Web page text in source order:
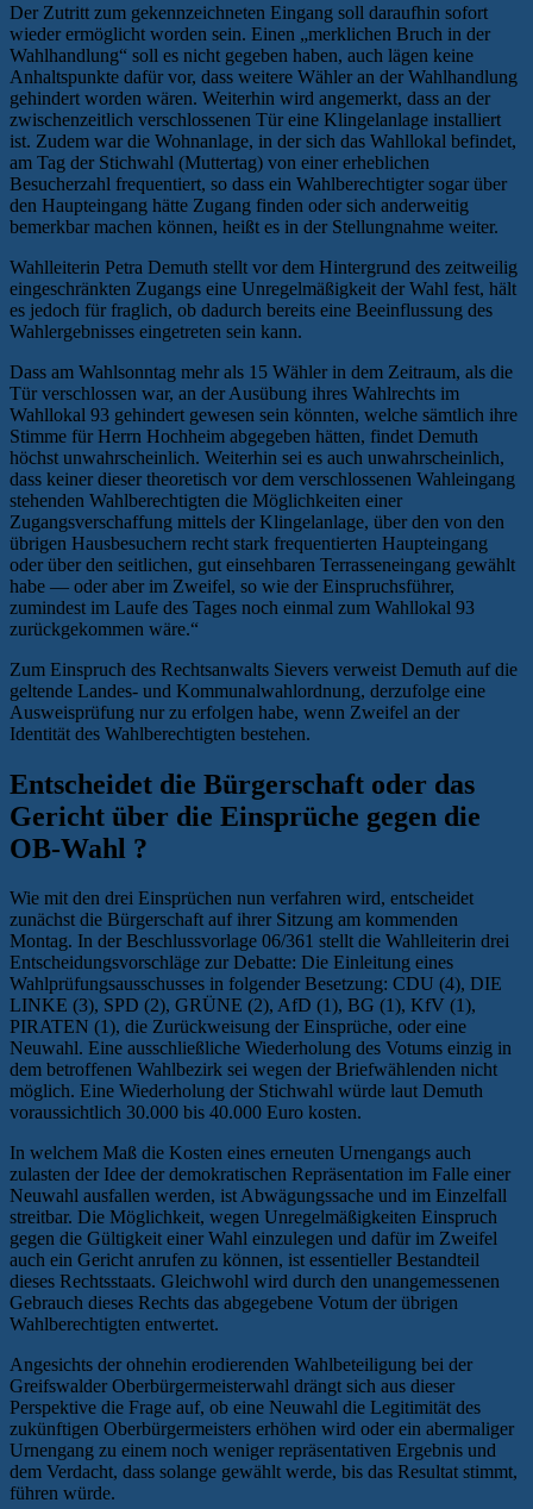
Der Zutritt zum gekennzeichneten Eingang soll daraufhin sofort
wieder ermöglicht worden sein. Einen „merklichen Bruch in der
Wahlhandlung“ soll es nicht gegeben haben, auch lägen keine
Anhaltspunkte dafür vor, dass weitere Wähler an der Wahlhandlung
gehindert worden wären. Weiterhin wird angemerkt, dass an der
zwischenzeitlich verschlossenen Tür eine Klingelanlage installiert
ist. Zudem war die Wohnanlage, in der sich das Wahllokal befindet,
am Tag der Stichwahl (Muttertag) von einer erheblichen
Besucherzahl frequentiert, so dass ein Wahlberechtigter sogar über
den Haupteingang hätte Zugang finden oder sich anderweitig
bemerkbar machen können, heißt es in der Stellungnahme weiter.
Wahlleiterin Petra Demuth stellt vor dem Hintergrund des zeitweilig
eingeschränkten Zugangs eine Unregelmäßigkeit der Wahl fest, hält
es jedoch für fraglich, ob dadurch bereits eine Beeinflussung des
Wahlergebnisses eingetreten sein kann.
Dass am Wahlsonntag mehr als 15 Wähler in dem Zeitraum, als die
Tür verschlossen war, an der Ausübung ihres Wahlrechts im
Wahllokal 93 gehindert gewesen sein könnten, welche sämtlich ihre
Stimme für Herrn Hochheim abgegeben hätten, findet Demuth
höchst unwahrscheinlich. Weiterhin sei es auch unwahrscheinlich,
dass keiner dieser theoretisch vor dem verschlossenen Wahleingang
stehenden Wahlberechtigten die Möglichkeiten einer
Zugangsverschaffung mittels der Klingelanlage, über den von den
übrigen Hausbesuchern recht stark frequentierten Haupteingang
oder über den seitlichen, gut einsehbaren Terrasseneingang gewählt
habe — oder aber im Zweifel, so wie der Einspruchsführer,
zumindest im Laufe des Tages noch einmal zum Wahllokal 93
zurückgekommen wäre.“
Zum Einspruch des Rechtsanwalts Sievers verweist Demuth auf die
geltende Landes- und Kommunalwahlordnung, derzufolge eine
Ausweisprüfung nur zu erfolgen habe, wenn Zweifel an der
Identität des Wahlberechtigten bestehen.
Entscheidet die Bürgerschaft oder das
Gericht über die Einsprüche gegen die
OB-Wahl ?
Wie mit den drei Einsprüchen nun verfahren wird, entscheidet
zunächst die Bürgerschaft auf ihrer Sitzung am kommenden
Montag. In der Beschlussvorlage 06/361 stellt die Wahlleiterin drei
Entscheidungsvorschläge zur Debatte: Die Einleitung eines
Wahlprüfungsausschusses in folgender Besetzung: CDU (4), DIE
LINKE (3), SPD (2), GRÜNE (2), AfD (1), BG (1), KfV (1),
PIRATEN (1), die Zurückweisung der Einsprüche, oder eine
Neuwahl. Eine ausschließliche Wiederholung des Votums einzig in
dem betroffenen Wahlbezirk sei wegen der Briefwählenden nicht
möglich. Eine Wiederholung der Stichwahl würde laut Demuth
voraussichtlich 30.000 bis 40.000 Euro kosten.
In welchem Maß die Kosten eines erneuten Urnengangs auch
zulasten der Idee der demokratischen Repräsentation im Falle einer
Neuwahl ausfallen werden, ist Abwägungssache und im Einzelfall
streitbar. Die Möglichkeit, wegen Unregelmäßigkeiten Einspruch
gegen die Gültigkeit einer Wahl einzulegen und dafür im Zweifel
auch ein Gericht anrufen zu können, ist essentieller Bestandteil
dieses Rechtsstaats. Gleichwohl wird durch den unangemessenen
Gebrauch dieses Rechts das abgegebene Votum der übrigen
Wahlberechtigten entwertet.
Angesichts der ohnehin erodierenden Wahlbeteiligung bei der
Greifswalder Oberbürgermeisterwahl drängt sich aus dieser
Perspektive die Frage auf, ob eine Neuwahl die Legitimität des
zukünftigen Oberbürgermeisters erhöhen wird oder ein abermaliger
Urnengang zu einem noch weniger repräsentativen Ergebnis und
dem Verdacht, dass solange gewählt werde, bis das Resultat stimmt,
führen würde.